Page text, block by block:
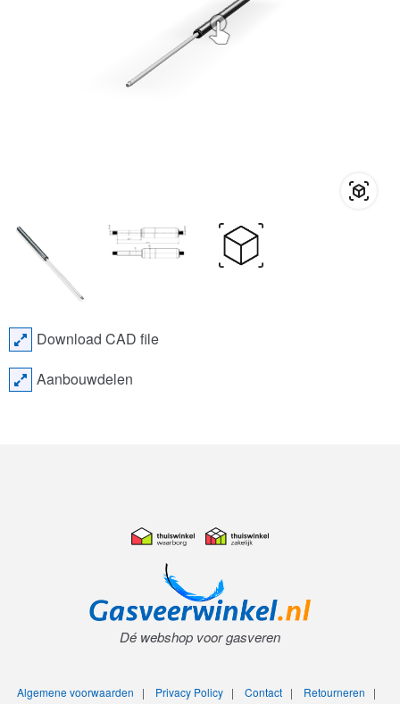
Download CAD file
Aanbouwdelen
Dé webshop voor gasveren
Algemene voorwaarden | Privacy Policy| Contact| Retourneren |